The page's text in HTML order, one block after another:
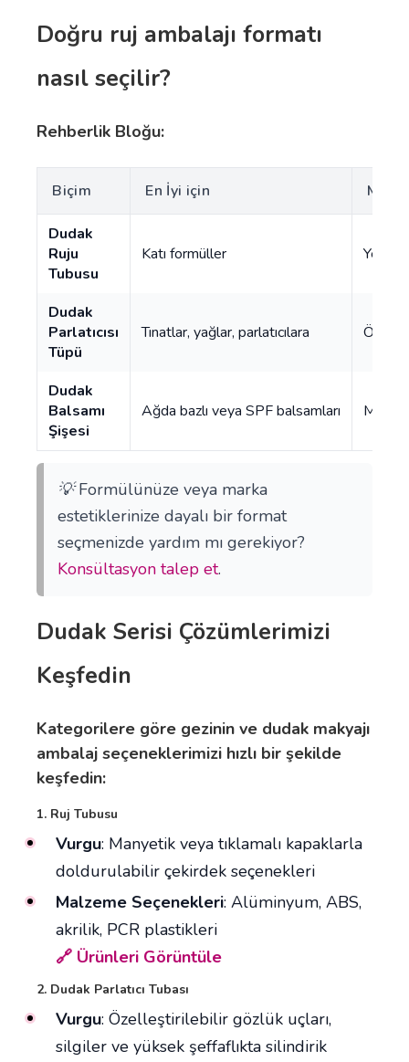
Doğru ruj ambalajı formatı
nasıl seçilir?
Rehberlik Bloğu:
Biçim En İyi için
Dudak
Ruju
Tubusu
Katı formüller
Dudak
Parlatıcısı
Tüpü
Tınatlar, yağlar, parlatıcılara Özel
Dudak
Balsamı
Şişesi
Ağda bazlı veya SPF balsamları Mono-
💡Formülünüze veya marka
estetiklerinize dayalı bir format
seçmenizde yardım mı gerekiyor?
Konsültasyon talep et.
Dudak Serisi Çözümlerimizi
Keşfedin
Kategorilere göre gezinin ve dudak makyajı
ambalaj seçeneklerimizi hızlı bir şekilde
keşfedin:
1. Ruj Tubusu
Vurgu: Manyetik veya tıklamalı kapaklarla
doldurulabilir çekirdek seçenekleri
Malzeme Seçenekleri: Alüminyum, ABS,
akrilik, PCR plastikleri
🔗 Ürünleri Görüntüle
2. Dudak Parlatıcı Tubası
Vurgu: Özelleştirilebilir gözlük uçları,
silgiler ve yüksek şeffaflıkta silindirik